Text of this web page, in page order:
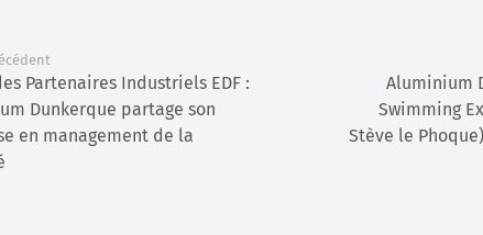
Partenaires Industriels EDF :
Dunkerque partage son
en management de la
Aluminium
Swimming
Stève le